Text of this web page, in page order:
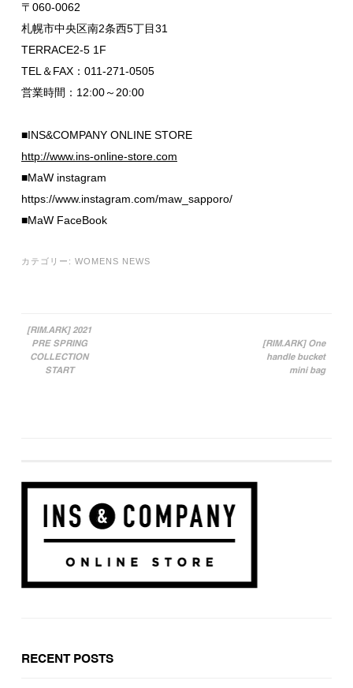
〒060-0062
札幌市中央区南2条西5丁目31
TERRACE2-5 1F
TEL＆FAX：011-271-0505
営業時間：12:00～20:00
■INS&COMPANY ONLINE STORE
http://www.ins-online-store.com
■MaW instagram
https://www.instagram.com/maw_sapporo/
■MaW FaceBook
カテゴリー: WOMENS NEWS
投稿ナビゲーション
[RIM.ARK] 2021
PRE SPRING
COLLECTION
START
[RIM.ARK] One
handle bucket
mini bag
RECENT POSTS